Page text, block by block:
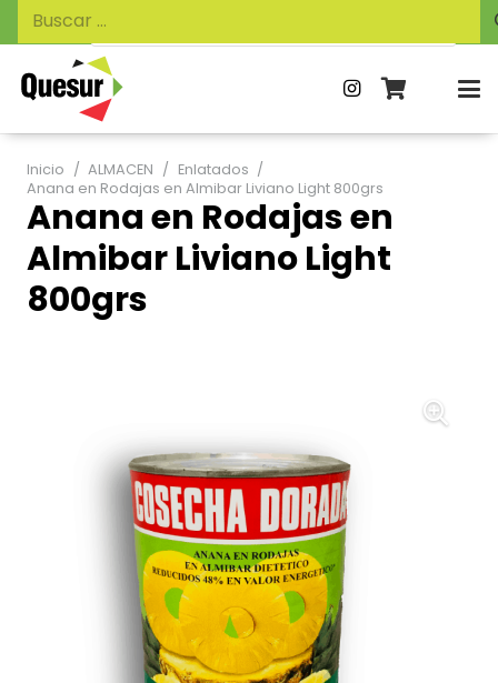
de
productos
Buscar:
Inicio / ALMACEN / Enlatados /
Anana en Rodajas en Almibar Liviano Light 800grs
Anana en Rodajas en
Almibar Liviano Light
800grs